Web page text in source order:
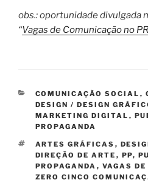
obs.: oportunidade divulgada
“Vagas de Comunicação no PR
CATEGORIAS
COMUNICAÇÃO SOCIAL ,
DESIGN / DESIGN
MARKETING DIGITAL ,
PROPAGANDA
TAGS
ARTES GRÁFICAS ,
DIREÇÃO DE ARTE , PP,
PROPAGANDA , VAGAS
ZERO CINCO